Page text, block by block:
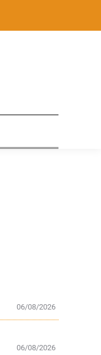
06/08/2026
06/08/2026